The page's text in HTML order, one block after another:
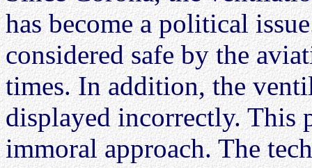
has become a political
considered safe by the
times. In addition, the
displayed incorrectly. This
immoral approach. The